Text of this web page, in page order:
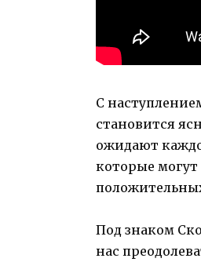
С
становится
ожидают
которые
Под знаком
нас